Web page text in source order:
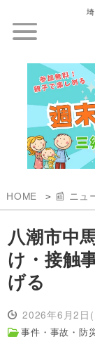
HOME 📰 ニュ
八潮市中
け・接触
げる
2026年6月2日
事件・事故・防